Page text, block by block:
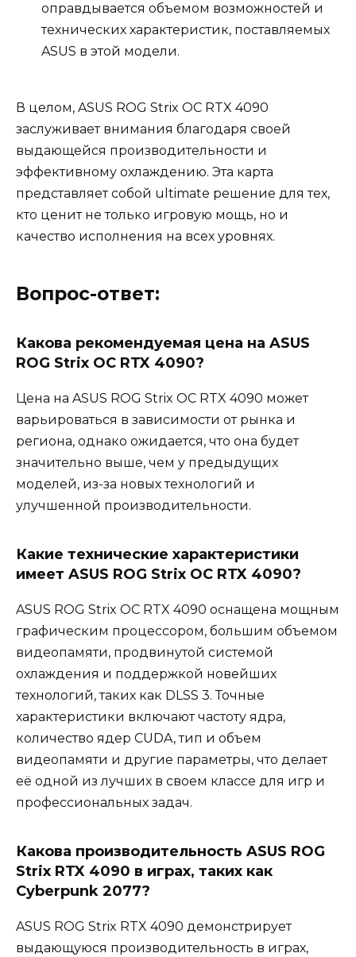
оправдывается объемом возможностей и
технических характеристик, поставляемых
ASUS в этой модели.
В целом, ASUS ROG Strix OC RTX 4090
заслуживает внимания благодаря своей
выдающейся производительности и
эффективному охлаждению. Эта карта
представляет собой ultimate решение для тех,
кто ценит не только игровую мощь, но и
качество исполнения на всех уровнях.
Вопрос-ответ:
Какова рекомендуемая цена на ASUS
ROG Strix OC RTX 4090?
Цена на ASUS ROG Strix OC RTX 4090 может
варьироваться в зависимости от рынка и
региона, однако ожидается, что она будет
значительно выше, чем у предыдущих
моделей, из-за новых технологий и
улучшенной производительности.
Какие технические характеристики
имеет ASUS ROG Strix OC RTX 4090?
ASUS ROG Strix OC RTX 4090 оснащена мощным
графическим процессором, большим объемом
видеопамяти, продвинутой системой
охлаждения и поддержкой новейших
технологий, таких как DLSS 3. Точные
характеристики включают частоту ядра,
количество ядер CUDA, тип и объем
видеопамяти и другие параметры, что делает
её одной из лучших в своем классе для игр и
профессиональных задач.
Какова производительность ASUS ROG
Strix RTX 4090 в играх, таких как
Cyberpunk 2077?
ASUS ROG Strix RTX 4090 демонстрирует
выдающуюся производительность в играх,